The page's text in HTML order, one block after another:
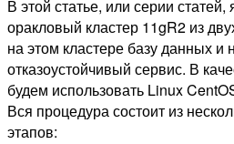
В этой статье, или серии статей,
оракловый кластер 11gR2 из
на этом кластере базу данных и
отказоустойчивый сервис. В
будем использовать Linux
Вся процедура состоит из
этапов: